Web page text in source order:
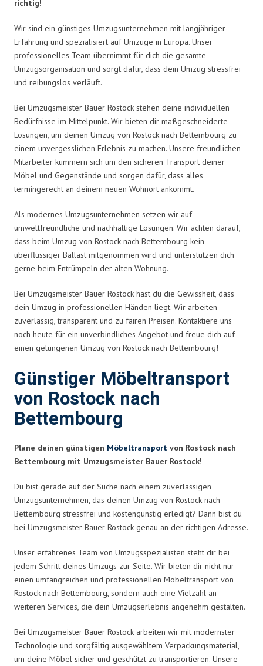
richtig!
Wir sind ein günstiges Umzugsunternehmen mit langjähriger
Erfahrung und spezialisiert auf Umzüge in Europa. Unser
professionelles Team übernimmt für dich die gesamte
Umzugsorganisation und sorgt dafür, dass dein Umzug stressfrei
und reibungslos verläuft.
Bei Umzugsmeister Bauer Rostock stehen deine individuellen
Bedürfnisse im Mittelpunkt. Wir bieten dir maßgeschneiderte
Lösungen, um deinen Umzug von Rostock nach Bettembourg zu
einem unvergesslichen Erlebnis zu machen. Unsere freundlichen
Mitarbeiter kümmern sich um den sicheren Transport deiner
Möbel und Gegenstände und sorgen dafür, dass alles
termingerecht an deinem neuen Wohnort ankommt.
Als modernes Umzugsunternehmen setzen wir auf
umweltfreundliche und nachhaltige Lösungen. Wir achten darauf,
dass beim Umzug von Rostock nach Bettembourg kein
überflüssiger Ballast mitgenommen wird und unterstützen dich
gerne beim Entrümpeln der alten Wohnung.
Bei Umzugsmeister Bauer Rostock hast du die Gewissheit, dass
dein Umzug in professionellen Händen liegt. Wir arbeiten
zuverlässig, transparent und zu fairen Preisen. Kontaktiere uns
noch heute für ein unverbindliches Angebot und freue dich auf
einen gelungenen Umzug von Rostock nach Bettembourg!
Günstiger Möbeltransport
von Rostock nach
Bettembourg
Plane deinen günstigen Möbeltransport von Rostock nach
Bettembourg mit Umzugsmeister Bauer Rostock!
Du bist gerade auf der Suche nach einem zuverlässigen
Umzugsunternehmen, das deinen Umzug von Rostock nach
Bettembourg stressfrei und kostengünstig erledigt? Dann bist du
bei Umzugsmeister Bauer Rostock genau an der richtigen Adresse.
Unser erfahrenes Team von Umzugsspezialisten steht dir bei
jedem Schritt deines Umzugs zur Seite. Wir bieten dir nicht nur
einen umfangreichen und professionellen Möbeltransport von
Rostock nach Bettembourg, sondern auch eine Vielzahl an
weiteren Services, die dein Umzugserlebnis angenehm gestalten.
Bei Umzugsmeister Bauer Rostock arbeiten wir mit modernster
Technologie und sorgfältig ausgewähltem Verpackungsmaterial,
um deine Möbel sicher und geschützt zu transportieren. Unsere